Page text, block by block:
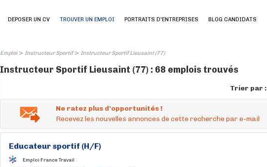
DEPOSER UN CV TROUVER UN EMPLOI PORTRAITS D'ENTREPRISES BLOG CANDIDATS
Emploi> Instructeur Sportif> Instructeur Sportif Lieusaint (77)
Instructeur Sportif Lieusaint (77) : 68 emplois trouvés
Trier par :
Ne ratez plus d'opportunités !
Recevez les nouvelles annonces de cette recherche par e-mail
Educateur sportif (H/F)
Emploi France Travail